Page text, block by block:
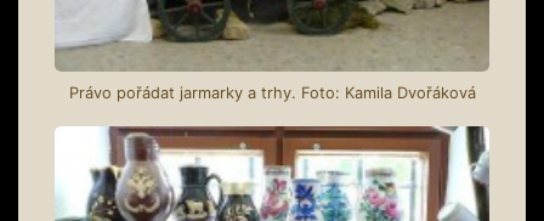
Právo pořádat jarmarky a trhy. Foto: Kamila Dvořáková